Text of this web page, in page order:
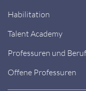
Habilitation
Talent Academy
Professuren und
Offene Professuren